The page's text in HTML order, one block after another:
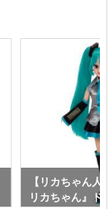
【リカちゃん
リカちゃん』ド